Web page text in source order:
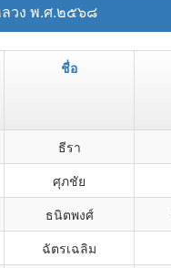
วง พ.ศ.๒๕๖๘
ชื่อ
ธีรา
ศุภชัย
ธนิตพงศ์
ฉัตรเฉลิม